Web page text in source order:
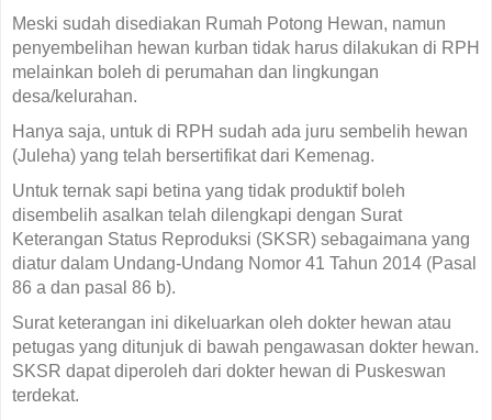
Meski sudah disediakan Rumah Potong Hewan, namun
penyembelihan hewan kurban tidak harus dilakukan di RPH
melainkan boleh di perumahan dan lingkungan
desa/kelurahan.
Hanya saja, untuk di RPH sudah ada juru sembelih hewan
(Juleha) yang telah bersertifikat dari Kemenag.
Untuk ternak sapi betina yang tidak produktif boleh
disembelih asalkan telah dilengkapi dengan Surat
Keterangan Status Reproduksi (SKSR) sebagaimana yang
diatur dalam Undang-Undang Nomor 41 Tahun 2014 (Pasal
86 a dan pasal 86 b).
Surat keterangan ini dikeluarkan oleh dokter hewan atau
petugas yang ditunjuk di bawah pengawasan dokter hewan.
SKSR dapat diperoleh dari dokter hewan di Puskeswan
terdekat.